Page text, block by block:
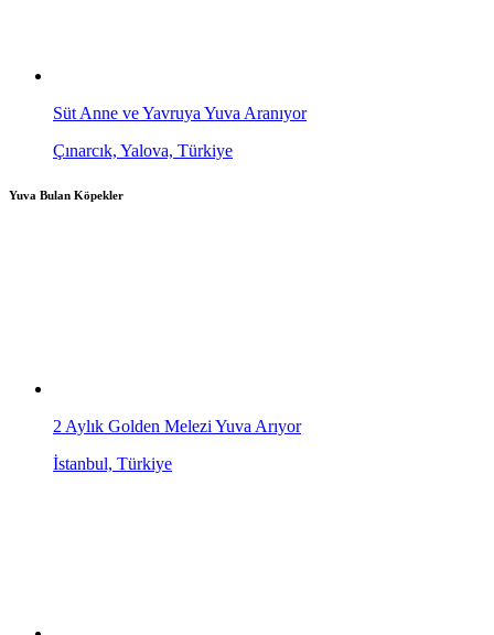
Süt Anne ve Yavruya Yuva Aranıyor
Çınarcık, Yalova, Türkiye
Yuva Bulan Köpekler
2 Aylık Golden Melezi Yuva Arıyor
İstanbul, Türkiye